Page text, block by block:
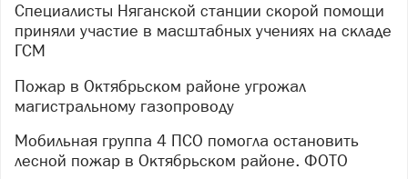
Специалисты Няганской станции скорой помощи
приняли участие в масштабных учениях на складе
ГСМ
Пожар в Октябрьском районе угрожал
магистральному газопроводу
Мобильная группа 4 ПСО помогла остановить
лесной пожар в Октябрьском районе. ФОТО